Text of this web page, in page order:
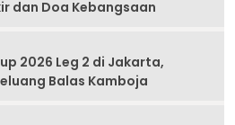
dan Doa Kebangsaan
2026 Leg 2 di Jakarta,
Balas Kamboja